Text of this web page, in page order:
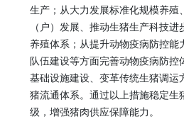
生产；从大力发展标准化规模养殖
（户）发展、推动生猪生产科技
养殖体系；从提升动物疫病防控能
队伍建设等方面完善动物疫病防控
基础设施建设、变革传统生猪调运
猪流通体系。通过以上措施稳定生
级，增强猪肉供应保障能力。